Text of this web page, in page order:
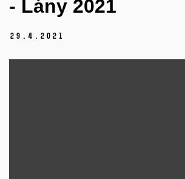
- Lány 2021
29. 4. 2021